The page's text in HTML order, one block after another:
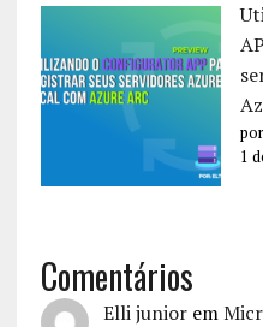
1
Comentários
Elli juniorem